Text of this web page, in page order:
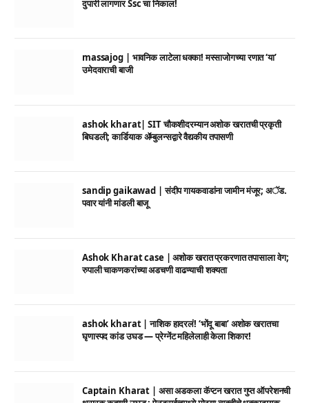
दुपारी लागणार Ssc चा निकाल!
massajog | भावनिक लाटेला धक्का! मस्साजोगच्या रणात ‘या’
उमेदवाराची बाजी
ashok kharat| SIT चौकशीदरम्यान अशोक खरातची प्रकृती
बिघडली; कार्डियाक ॲम्बुलन्सद्वारे वैद्यकीय तपासणी
sandip gaikawad | संदीप गायकवाडांना जामीन मंजूर; अॅड.
पवार यांनी मांडली बाजू
Ashok Kharat case | अशोक खरात प्रकरणात तपासाला वेग;
रुपाली चाकणकरांच्या अडचणी वाढण्याची शक्यता
ashok kharat | नाशिक हादरलं! ‘भोंदू बाबा’ अशोक खरातचा
घृणास्पद कांड उघड — प्रेग्नेंट महिलेलाही केला शिकार!
Captain Kharat | असा अडकला कॅप्टन खरात गुप्त ऑपरेशनची